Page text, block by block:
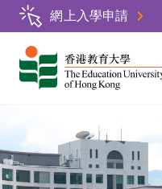
Skip
main
content
網上入學申請